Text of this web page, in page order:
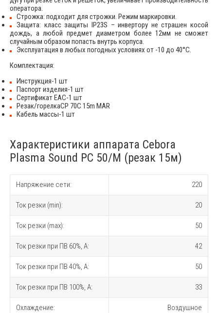
оператора.
Строжка: подходит для строжки. Режим маркировки.
Защита: класс защиты IP23S – инвертору не страшен косой
дождь, а любой предмет диаметром более 12мм не сможет
случайным образом попасть внутрь корпуса.
Эксплуатация в любых погодных условиях от -10 до 40°С.
Комплектация:
Инструкция-1 шт
Паспорт изделия-1 шт
Сертификат ЕАС-1 шт
Резак/горелкаCP 70C 15m MAR
Кабель массы-1 шт
Характеристики аппарата Cebora
Plasma Sound PC 50/М (резак 15м)
Напряжение сети: 220
Ток резки (min): 20
Ток резки (max): 50
Ток резки при ПВ 60%, A: 42
Ток резки при ПВ 40%, A: 50
Ток резки при ПВ 100%, A: 33
Охлаждение: Воздушное